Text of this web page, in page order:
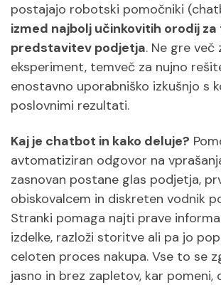
postajajo robotski pomočniki
izmed najbolj učinkovitih orodij za
predstavitev podjetja. Ne gre več
eksperiment, temveč za nujno
enostavno uporabniško izkušnjo s
poslovnimi rezultati.
Kaj je chatbot in kako deluje?
avtomatiziran odgovor na
zasnovan postane glas podjetja,
obiskovalcem in diskreten vodnik
Stranki pomaga najti prave
izdelke, razloži storitve ali pa jo
celoten proces nakupa. Vse to se
jasno in brez zapletov, kar pomeni,